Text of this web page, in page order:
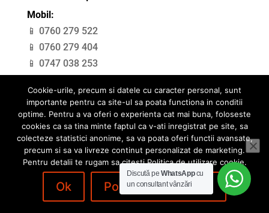
Mobil:
📱 0760 279 522
📱 0760 279 404
📱 0747 038 253
Politica de confidentialitate
Politica de utilizare cookie
ANPC
©Copyright Pavitoor SRL | Design with ❤️ bywebDESIGNoffice
Discută peWhatsAppcu
un consultant vânzări
Cookie-urile, precum si datele cu caracter personal, sunt
importante pentru ca site-ul sa poata functiona in conditii
optime. Pentru a va oferi o experienta cat mai buna, foloseste
cookies ca sa tina minte faptul ca v-ati inregistrat pe site, sa
colecteze statistici anonime, sa va poata oferi functii avansate,
precum si sa va livreze continut personalizat de marketing.
Pentru detalii te rugam sa citesti Politica de utilizare cookie.
Ok Politica de Cookies